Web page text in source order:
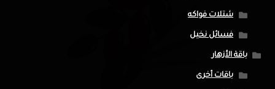
شتلات فواكه
فسائل نخيل
باقة الأزهار
باقات أخرى